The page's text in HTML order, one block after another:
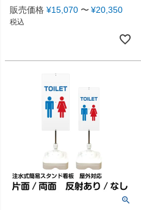
販売価格 ¥15,070 〜 ¥20,350
税込